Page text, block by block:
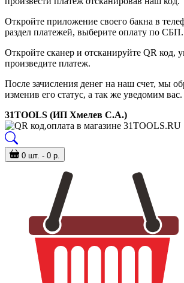
Откройте приложение своего бакна в
раздел платежей, выберите оплату по СБП.
Откройте сканер и отсканируйте QR код,
произведите платеж.
После зачисления денег на наш счет, мы
изменив его статус, а так же уведомим вас.
31TOOLS (ИП Хмелев С.А.)
0 шт. - 0 р.